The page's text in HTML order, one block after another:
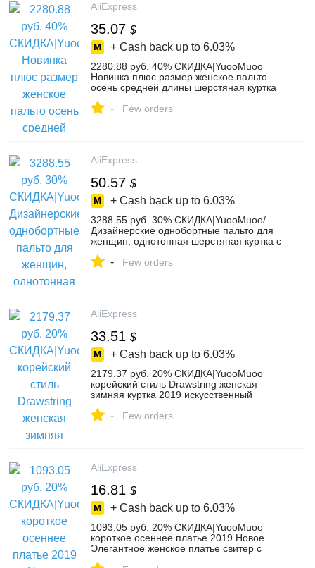
AliExpress
35.07 $
+ Cash back up to 6.03%
2280.88 руб. 40% СКИДКА|YuooMuoo
Новинка плюс размер женское пальто
осень средней длины шерстяная куртка
Брендовая женская куртка верхняя
- Few orders
AliExpress
50.57 $
+ Cash back up to 6.03%
3288.55 руб. 30% СКИДКА|YuooMuoo/
Дизайнерские однобортные пальто для
женщин, однотонная шерстяная куртка с
воротником, верхняя одежда,
- Few orders
AliExpress
33.51 $
+ Cash back up to 6.03%
2179.37 руб. 20% СКИДКА|YuooMuoo
корейский стиль Drawstring женская
зимняя куртка 2019 искусственный
пальто женская одежда женские парки-in
- Few orders
AliExpress
16.81 $
+ Cash back up to 6.03%
1093.05 руб. 20% СКИДКА|YuooMuoo
короткое осеннее платье 2019 Новое
Элегантное женское платье свитер с